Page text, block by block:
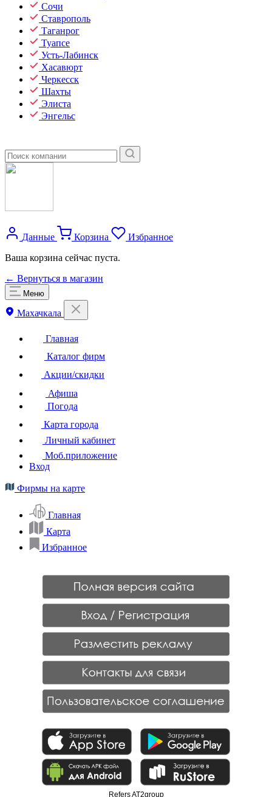
Сочи
Ставрополь
Таганрог
Туапсе
Усть-Лабинск
Хасавюрт
Черкесск
Шахты
Элиста
Энгельс
Данные Корзина
Избранное
Ваша корзина сейчас пуста.
← Вернуться в магазин
Меню
Махачкала
Главная
Каталог фирм
Акции/скидки
Афиша
Погода
Карта города
Личный кабинет
Моб.приложение
Вход
Фирмы на карте
Главная
Карта
Избранное
Refers AT2group